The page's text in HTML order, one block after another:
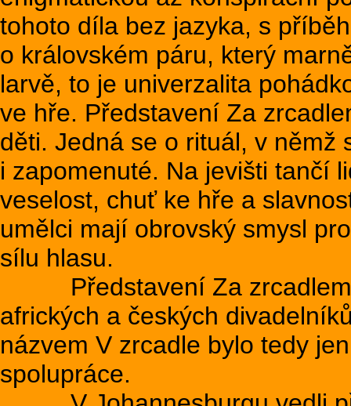
tohoto díla bez jazyka, s
o královském páru, který
larvě, to je univerzalita
ve hře. Představení Za
děti. Jedná se o rituál, v němž
i zapomenuté. Na jevišti tančí
veselost, chuť ke hře a
umělci mají obrovský smysl
sílu hlasu.
Představení Za zrcadlem
afrických a českých
názvem V zrcadle bylo tedy
spolupráce.